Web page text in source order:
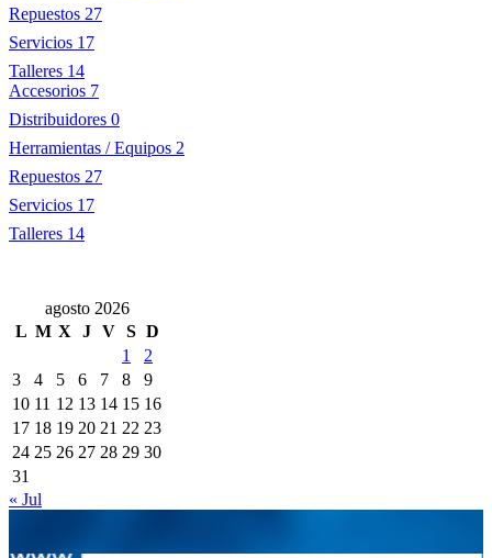
Repuestos 27
Servicios 17
Talleres 14
Accesorios 7
Distribuidores 0
Herramientas / Equipos 2
Repuestos 27
Servicios 17
Talleres 14
agosto 2026
L M X J V S D
1
2
3
4 5 6 7 8
9
10 11 12 13 14 15 16
17 18 19 20 21 22 23
24 25 26 27 28 29 30
31
« Jul